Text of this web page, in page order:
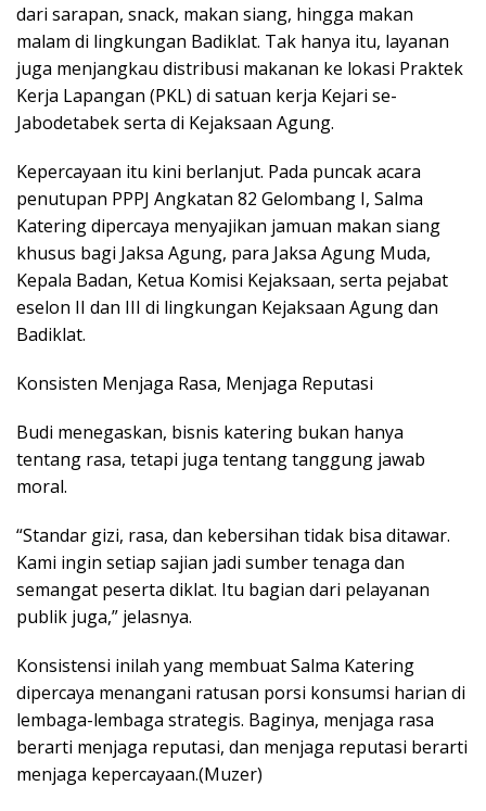
dari sarapan, snack, makan siang, hingga makan
malam di lingkungan Badiklat. Tak hanya itu, layanan
juga menjangkau distribusi makanan ke lokasi Praktek
Kerja Lapangan (PKL) di satuan kerja Kejari se-
Jabodetabek serta di Kejaksaan Agung.
Kepercayaan itu kini berlanjut. Pada puncak acara
penutupan PPPJ Angkatan 82 Gelombang I, Salma
Katering dipercaya menyajikan jamuan makan siang
khusus bagi Jaksa Agung, para Jaksa Agung Muda,
Kepala Badan, Ketua Komisi Kejaksaan, serta pejabat
eselon II dan III di lingkungan Kejaksaan Agung dan
Badiklat.
Konsisten Menjaga Rasa, Menjaga Reputasi
Budi menegaskan, bisnis katering bukan hanya
tentang rasa, tetapi juga tentang tanggung jawab
moral.
“Standar gizi, rasa, dan kebersihan tidak bisa ditawar.
Kami ingin setiap sajian jadi sumber tenaga dan
semangat peserta diklat. Itu bagian dari pelayanan
publik juga,” jelasnya.
Konsistensi inilah yang membuat Salma Katering
dipercaya menangani ratusan porsi konsumsi harian di
lembaga-lembaga strategis. Baginya, menjaga rasa
berarti menjaga reputasi, dan menjaga reputasi berarti
menjaga kepercayaan.(Muzer)